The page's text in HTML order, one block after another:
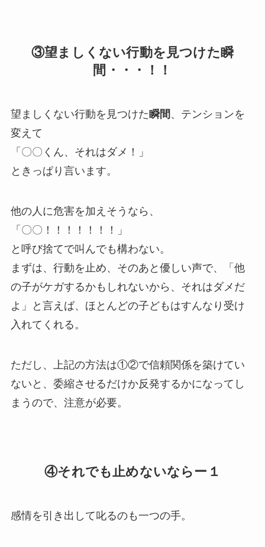
③望ましくない行動を見つけた瞬
間・・・！！
望ましくない行動を見つけた瞬間 、テンションを
変えて
「〇〇くん、それはダメ！」
ときっぱり言います。
他の人に危害を加えそうなら、
「〇〇！！！！！！！」
と呼び捨てで叫んでも構わない。
まずは、行動を止め、そのあと優しい声で、「他
の子がケガするかもしれないから、それはダメだ
よ」と言えば、ほとんどの子どもはすんなり受け
入れてくれる。
ただし、上記の方法は①②で信頼関係を築けてい
ないと、委縮させるだけか反発するかになってし
まうので、注意が必要。
④それでも止めないならー１
感情を引き出して叱るのも一つの手。